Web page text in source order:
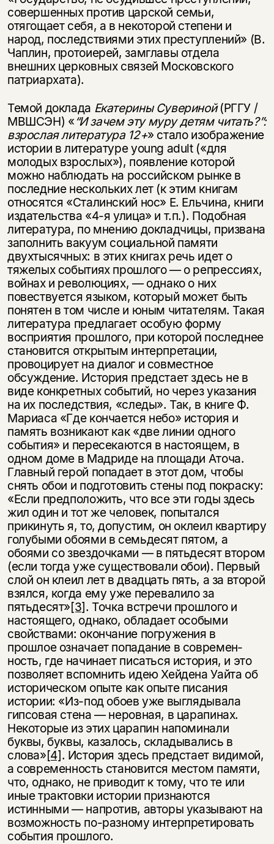
совершенных про­тив царской семьи,
отягощает себя, а в некоторой степени и
народ, последствиями этих преступлений» (В.
Чаплин, протоиерей, замглавы отдела
внешних церков­ных связей Московского
патриархата).
Темой доклада Екатерины Сувериной(РГГУ /
МВШСЭН) « “И зачем эту мурудетям читать?”:
взрослая литература 12+» стало изображение
истории в лите­ратуре young adult («для
молодых взрослых»), появление которой
можно наблю­дать на российском рынке в
последние нескольких лет (к этим книгам
относятся «Сталинский нос» Е. Ельчина, книги
издательства «4-я улица» и т.п.). Подобная
литература, по мнению докладчицы, призвана
заполнить вакуум социальной па­мяти
двухтысячных: в этих книгах речь идет о
тяжелых событиях прошлого — о репрессиях,
войнах и революциях, — однако о них
повествуется языком, кото­рый может быть
понятен в том числе и юным читателям. Такая
литература пред­лагает особую форму
восприятия прошлого, при которой последнее
становится открытым интерпретации,
провоцирует на диалог и совместное
обсуждение. Ис­тория предстает здесь не в
виде конкретных событий, но через указания
на их последствия, «следы». Так, в книге Ф.
Мариаса «Где кончается небо» история и
память возникают как «две линии одного
события» и пересекаются в настоящем, в
одном доме в Мадриде на площади Аточа.
Главный герой попадает в этот дом, чтобы
снять обои и подготовить стены под покраску:
«Если предположить, что все эти годы здесь
жил один и тот же человек, попытался
прикинуть я, то, допу­стим, он оклеил квартиру
голубыми обоями в семьдесят пятом, а
обоями со звез­дочками — в пятьдесят втором
(если тогда уже существовали обои). Первый
слой он клеил лет в двадцать пять, а за второй
взялся, когда ему уже перевалило за
пятьдесят»[3]. Точка встречи прошлого и
настоящего, однако, обладает особыми
свойствами: окончание погружения в
прошлое означает попадание в современ­
ность, где начинает писаться история, и это
позволяет вспомнить идею Хейдена Уайта об
историческом опыте как опыте писания
истории: «Из-под обоев уже вы­глядывала
гипсовая стена — неровная, в царапинах.
Некоторые из этих царапин напоминали
буквы, буквы, казалось, складывались в
слова»[4]. История здесь пред­стает видимой,
а современность становится местом памяти,
что, однако, не при­водит к тому, что те или
иные трактовки истории признаются
истинными — напротив, авторы указывают на
возможность по-разному интерпретировать
со­бытия прошлого.